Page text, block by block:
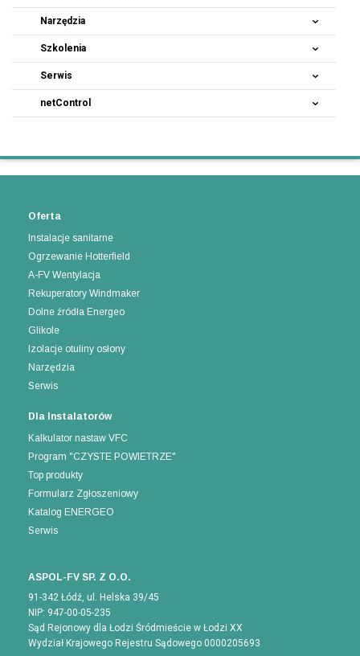
Narzędzia
Szkolenia
Serwis
netControl
Oferta
Instalacje sanitarne
Ogrzewanie Hotterfield
A-FV Wentylacja
Rekuperatory Windmaker
Dolne źródła Energeo
Glikole
Izolacje otuliny osłony
Narzędzia
Serwis
Dla Instalatorów
Kalkulator nastaw VFC
Program "CZYSTE POWIETRZE"
Top produkty
Formularz Zgłoszeniowy
Katalog ENERGEO
Serwis
ASPOL-FV SP. Z O.O.
91-342 Łódź, ul. Helska 39/45
NIP: 947-00-05-235
Sąd Rejonowy dla Łodzi Śródmieście w Łodzi XX
Wydział Krajowego Rejestru Sądowego 0000205693